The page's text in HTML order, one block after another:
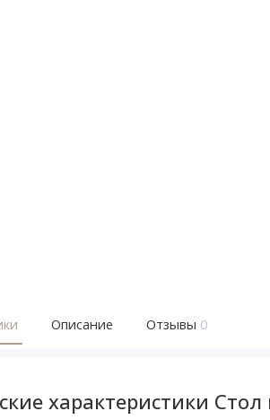
Описание Отзывы 0
характеристики